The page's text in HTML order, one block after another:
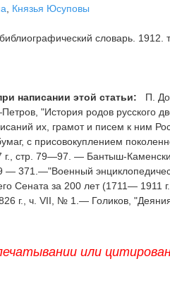
Князья Юсуповы
словарь. 1912.
написании этой статьи:
П.
"История родов русского
их, грамот и писем к ним
с присовокуплением
г., стр. 79—97. — Бантыш-
— 371.—"Военный
Сената за 200 лет (1711— 1911
г., ч. VII, № 1.— Голиков,
или